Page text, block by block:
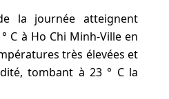
la journée atteignent
C à Ho Chi Minh-Ville en
très élevées et
tombant à 23 ° C la